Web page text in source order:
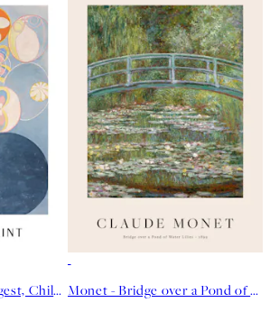
Poster - The Ten Largest, Childhood, No.2 by Hilma af Klint Monet - Bridge over a Pond of Water Lilies Poster